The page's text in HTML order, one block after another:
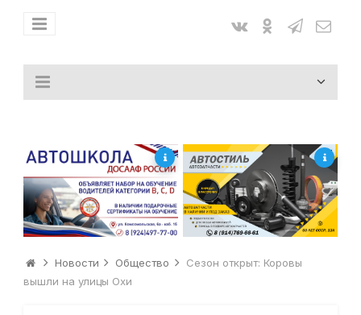
Новости Общество
Сезон открыт: Коровы
вышли на улицы Охи